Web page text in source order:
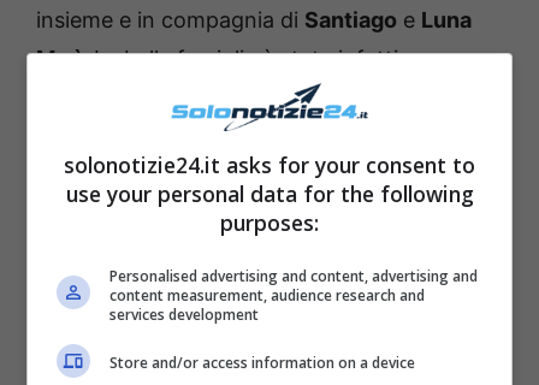
insieme e in compagnia di Santiago e Luna
Marì. La bella famiglia è stata infatti
settimanale diretto da
Si trovavano tutti in unparco di Corso
hanno giocato in unapartita di Basket,
mentre Belen è stataal loro fianco insieme a
Luna Marìnel passeggino. Stefano si è poi
solonotizie24.it asks for your consent to
use your personal data for the following
purposes:
Personalised advertising and content, advertising and
content measurement, audience research and
services development
Store and/or access information on a device